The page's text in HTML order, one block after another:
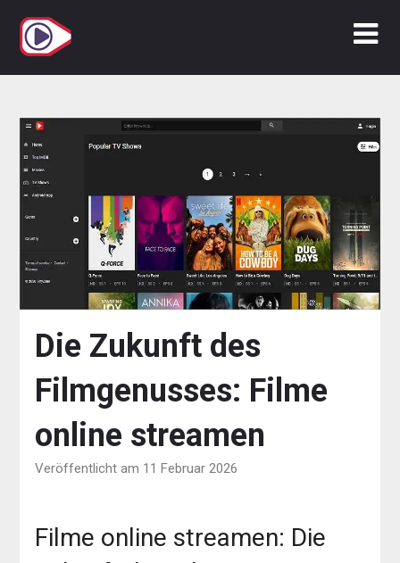
Inhalt
springen
Die Zukunft des
Filmgenusses: Filme
online streamen
Veröffentlicht am 11 Februar 2026
Filme online streamen: Die